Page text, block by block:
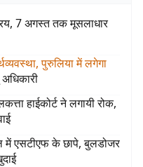
7 अगस्त तक मूसलाधार
पुरुलिया में लगेगा
हाईकोर्ट ने लगायी रोक,
में एसटीएफ के छापे, बुलडोजर